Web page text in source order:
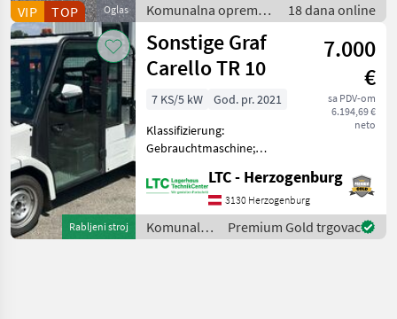
Oglas
VIP TOP
Komunalna oprema i
vozila / Rasipači za
sol
18 dana online
Rabljeni stroj
Sonstige Graf
Carello TR 10
7.000
€
sa PDV-om
6.194,69 €
neto
7 KS/5 kW
God. pr. 2021
Klassifizierung:
Gebrauchtmaschine;
L0JEBAD01M1009430;
Anzahl Vorbesitzer: 1;
Weitere
Maschinenmerkmale: Mit
LTC - Herzogenburg
3130 Herzogenburg
Komunalna
oprema i
Premium Gold trgovac